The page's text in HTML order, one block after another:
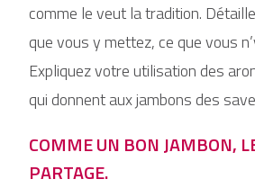
comme le veut la tradition.
que vous y mettez, ce que vous
Expliquez votre utilisation des
qui donnent aux jambons des
COMME UN BON JAMBON,
PARTAGE.